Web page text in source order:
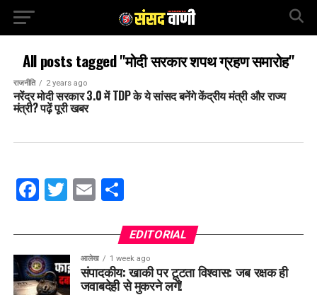
All posts tagged "मोदी सरकार शपथ ग्रहण समारोह"
राजनीति 2 years ago
नरेंद्र मोदी सरकार 3.0 में TDP के ये सांसद बनेंगे केंद्रीय मंत्री और राज्य
मंत्री? पढ़ें पूरी खबर
Facebook
Twitter
EmailShare
EDITORIAL
आलेख 1 week ago
संपादकीय: खाकी पर टूटता विश्वास: जब रक्षक ही
जवाबदेही से मुकरने लगें!